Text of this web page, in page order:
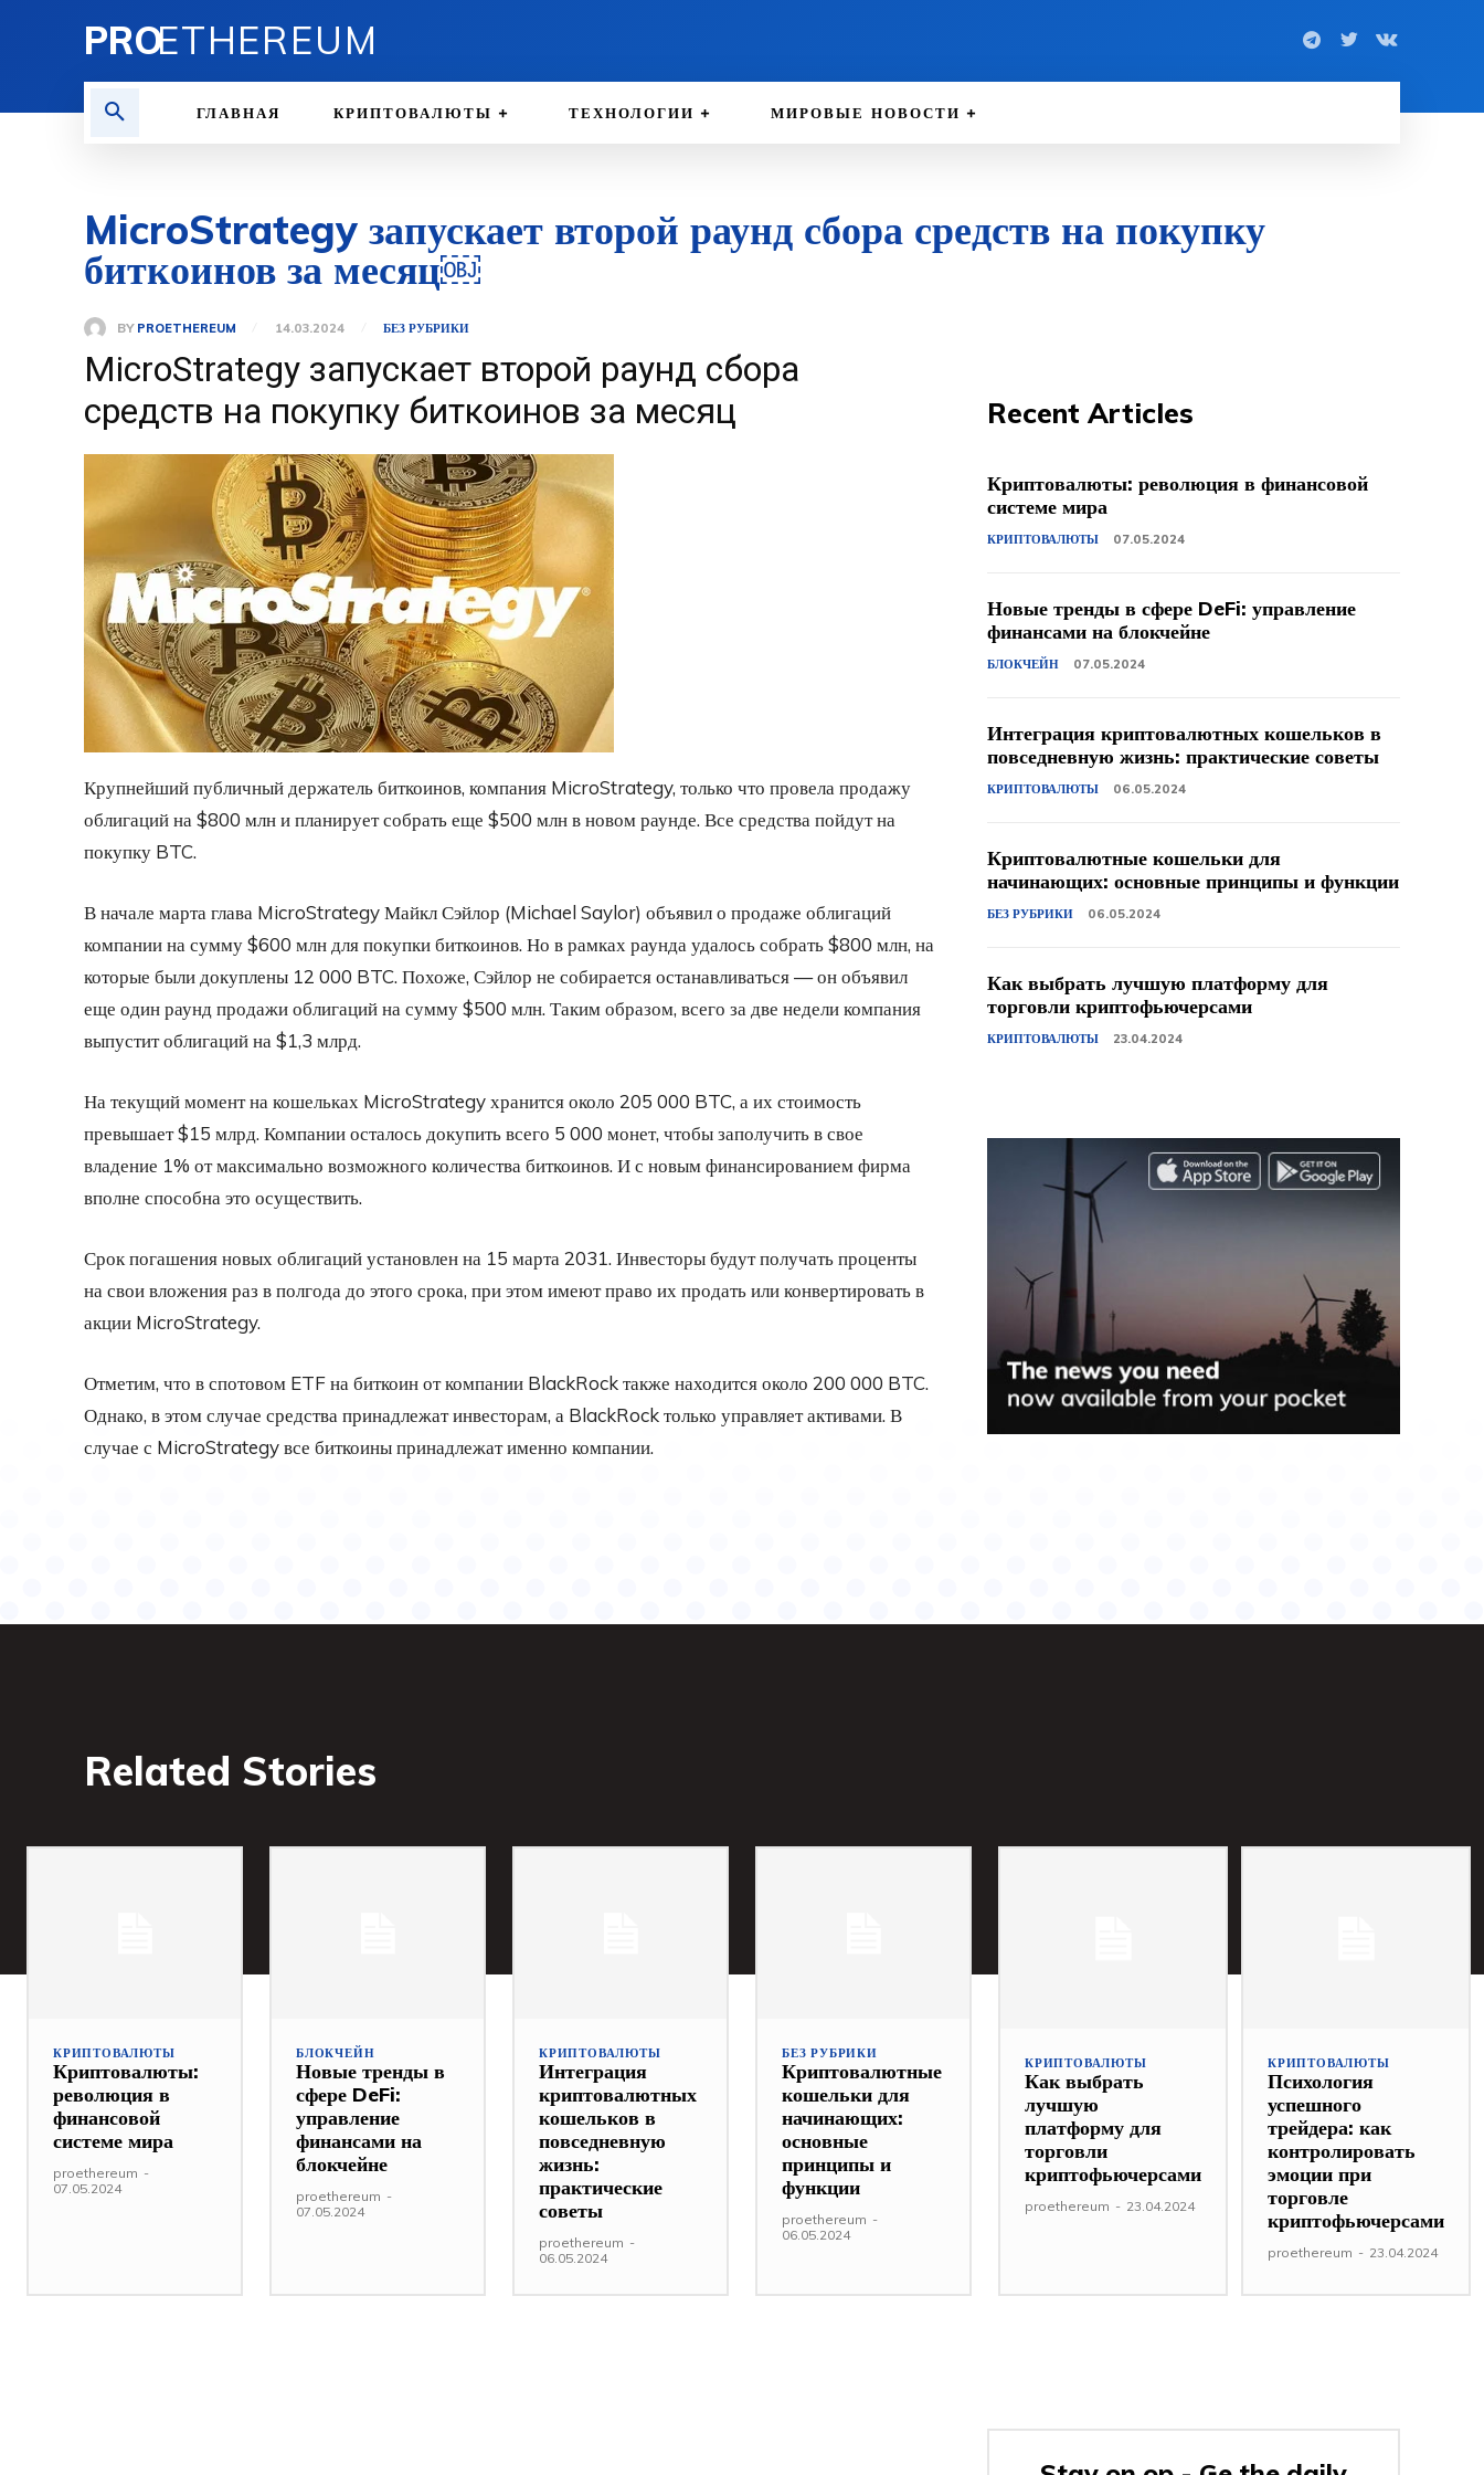
PROETHEREUM
ГЛАВНАЯ КРИПТОВАЛЮТЫ ТЕХНОЛОГИИ МИРОВЫЕ НОВОСТИ
MicroStrategy запускает второй раунд сбора средств на покупку
биткоинов за месяц￼
BY PROETHEREUM 14.03.2024 БЕЗ РУБРИКИ
MicroStrategy запускает второй раунд сбора
средств на покупку биткоинов за месяц
Крупнейший публичный держатель биткоинов, компания MicroStrategy, только что провела продажу
облигаций на $800 млн и планирует собрать еще $500 млн в новом раунде. Все средства пойдут на
покупку BTC.
В начале марта глава MicroStrategy Майкл Сэйлор (Michael Saylor) объявил о продаже облигаций
компании на сумму $600 млн для покупки биткоинов. Но в рамках раунда удалось собрать $800 млн, на
которые были докуплены 12 000 BTC. Похоже, Сэйлор не собирается останавливаться — он объявил
еще один раунд продажи облигаций на сумму $500 млн. Таким образом, всего за две недели компания
выпустит облигаций на $1,3 млрд.
На текущий момент на кошельках MicroStrategy хранится около 205 000 BTC, а их стоимость
превышает $15 млрд. Компании осталось докупить всего 5 000 монет, чтобы заполучить в свое
владение 1% от максимально возможного количества биткоинов. И с новым финансированием фирма
вполне способна это осуществить.
Срок погашения новых облигаций установлен на 15 марта 2031. Инвесторы будут получать проценты
на свои вложения раз в полгода до этого срока, при этом имеют право их продать или конвертировать в
акции MicroStrategy.
Отметим, что в спотовом ETF на биткоин от компании BlackRock также находится около 200 000 BTC.
Однако, в этом случае средства принадлежат инвесторам, а BlackRock только управляет активами. В
случае с MicroStrategy все биткоины принадлежат именно компании.
Recent Articles
Криптовалюты: революция в финансовой
системе мира
КРИПТОВАЛЮТЫ 07.05.2024
Новые тренды в сфере DeFi: управление
финансами на блокчейне
БЛОКЧЕЙН 07.05.2024
Интеграция криптовалютных кошельков в
повседневную жизнь: практические советы
КРИПТОВАЛЮТЫ 06.05.2024
Криптовалютные кошельки для
начинающих: основные принципы и функции
БЕЗ РУБРИКИ 06.05.2024
Как выбрать лучшую платформу для
торговли криптофьючерсами
КРИПТОВАЛЮТЫ 23.04.2024
Related Stories
КРИПТОВАЛЮТЫ
Криптовалюты:
революция в
финансовой
системе мира
proethereum -
07.05.2024
БЛОКЧЕЙН
Новые тренды в
сфере DeFi:
управление
финансами на
блокчейне
proethereum -
07.05.2024
КРИПТОВАЛЮТЫ
Интеграция
криптовалютных
кошельков в
повседневную
жизнь:
практические
советы
proethereum -
06.05.2024
БЕЗ РУБРИКИ
Криптовалютные
кошельки для
начинающих:
основные
принципы и
функции
proethereum -
06.05.2024
КРИПТОВАЛЮТЫ
Как выбрать
лучшую
платформу для
торговли
криптофьючерсами
proethereum - 23.04.2024
КРИПТОВАЛЮТЫ
Психология
успешного
трейдера: как
контролировать
эмоции при
торговле
криптофьючерсами
proethereum - 23.04.2024